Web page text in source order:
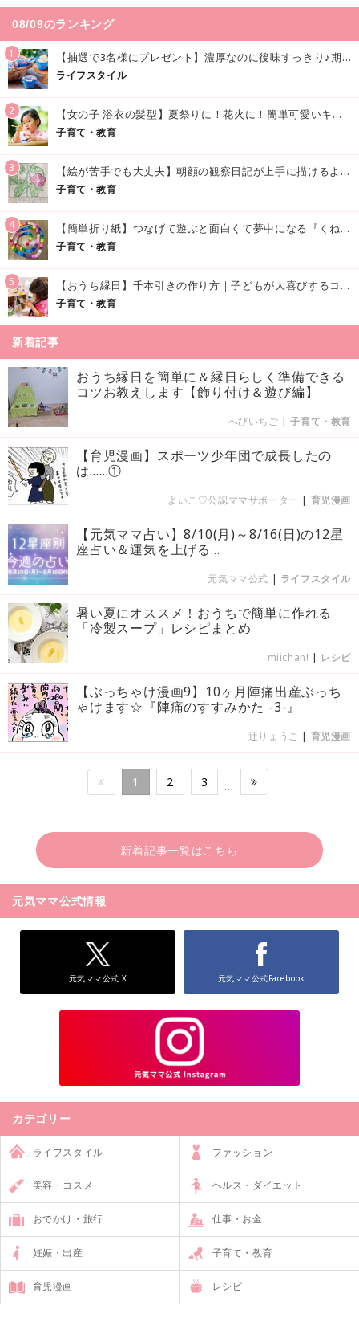
08/09のランキング
1 【抽選で3名様にプレゼント】濃厚なのに後味すっきり♪期間限定の「メイトーのなめらかプリン カルピス®入りソース」で夏を味わおう！
ライフスタイル
2 【女の子 浴衣の髪型】夏祭りに！花火に！簡単可愛いキッズの浴衣ヘアアレンジまとめ
子育て・教育
3 【絵が苦手でも大丈夫】朝顔の観察日記が上手に描けるようになる方法｜イラスト付き
子育て・教育
4 【簡単折り紙】つなげて遊ぶと面白くて夢中になる『くねくねへびさんの作り方』
子育て・教育
5 【おうち縁日】千本引きの作り方｜子どもが大喜びするコツやアイデア♪
子育て・教育
新着記事
おうち縁日を簡単に＆縁日らしく準備できる
コツお教えします【飾り付け＆遊び編】
へびいちご |子育て・教育
【育児漫画】スポーツ少年団で成長したの
は……①
よいこ♡公認ママサポーター | 育児漫画
【元気ママ占い】8/10(月)～8/16(日)の12星
座占い＆運気を上げる...
元気ママ公式 | ライフスタイル
暑い夏にオススメ！おうちで簡単に作れる
「冷製スープ」レシピまとめ
miichan! | レシピ
【ぶっちゃけ漫画9】10ヶ月陣痛出産ぶっち
ゃけます☆『陣痛のすすみかた -3-』
辻りょうこ | 育児漫画
1 2 3 …
新着記事一覧はこちら
元気ママ公式情報
元気ママ公式 X 元気ママ公式Facebook
カテゴリー
ライフスタイル ファッション
美容・コスメ ヘルス・ダイエット
おでかけ・旅行 仕事・お金
妊娠・出産 子育て・教育
育児漫画 レシピ